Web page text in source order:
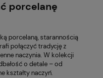
porcelanę
porcelaną, starannością
połączyć tradycję z
naczynia. W kolekcji
o detale – od
kształty naczyń.